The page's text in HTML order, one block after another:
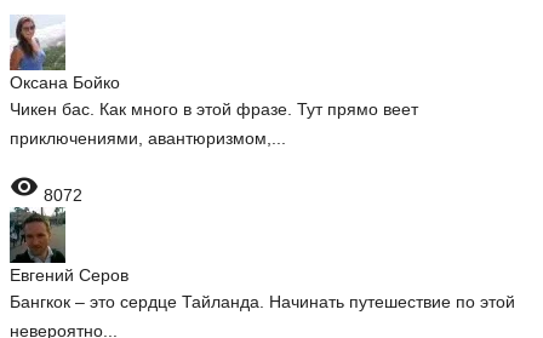
Оксана Бойко
Чикен бас. Как много в этой фразе. Тут прямо веет
приключениями, авантюризмом,...
 8072
Евгений Серов
Бангкок – это сердце Тайланда. Начинать путешествие по этой
невероятно...